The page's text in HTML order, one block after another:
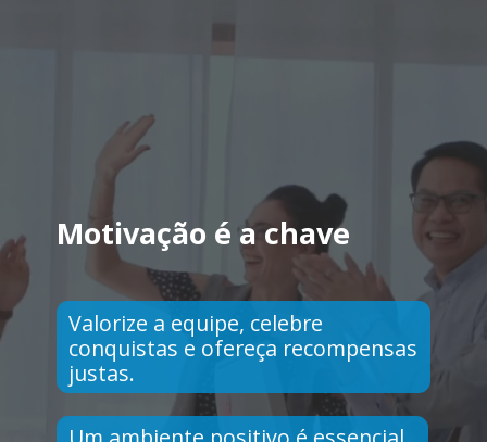
Motivação é a chave
Valorize a equipe, celebre
conquistas e ofereça recompensas
justas.